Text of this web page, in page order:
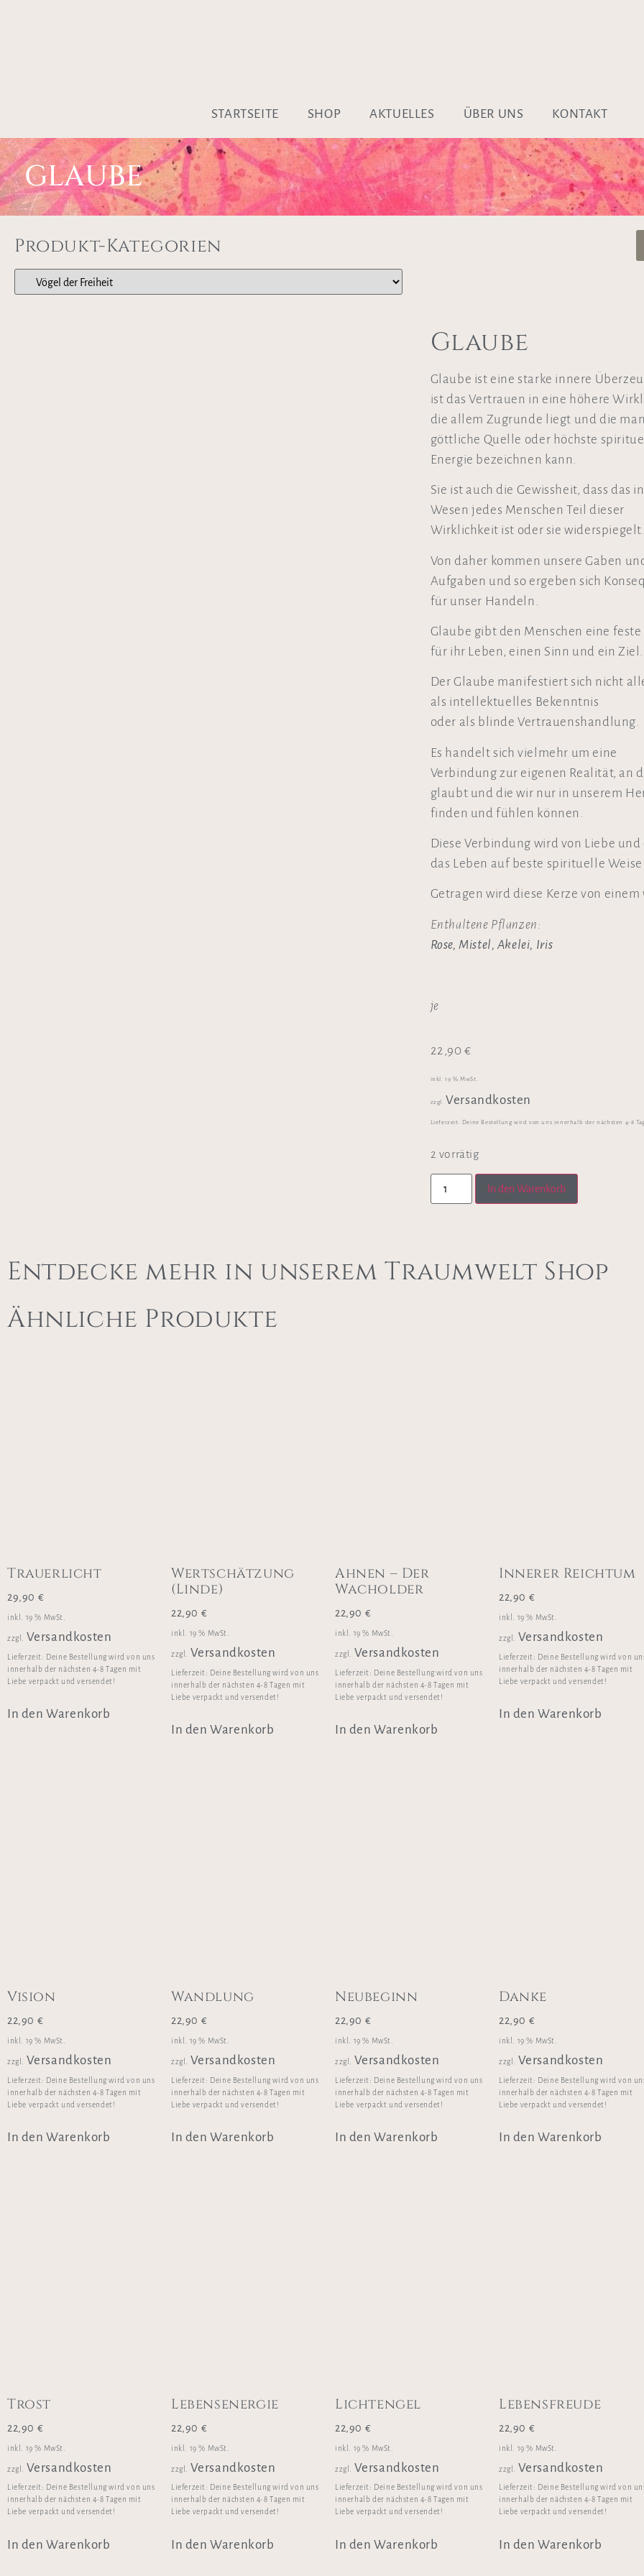
STARTSEITE SHOP AKTUELLES ÜBER UNS KONTAKT
GLAUBE
Produkt-Kategorien
Glaube
Glaube ist eine starke innere
ist das Vertrauen in eine höhere
die allem Zugrunde liegt und die man
göttliche Quelle oder höchste
Energie bezeichnen kann.
Sie ist auch die Gewissheit, dass das
Wesen jedes Menschen Teil dieser
Wirklichkeit ist oder sie widerspiegelt.
Von daher kommen unsere Gaben
Aufgaben und so ergeben sich
für unser Handeln.
Glaube gibt den Menschen eine
für ihr Leben, einen Sinn und ein Ziel.
Der Glaube manifestiert sich nicht
als intellektuelles Bekenntnis
oder als blinde Vertrauenshandlung.
Es handelt sich vielmehr um eine
Verbindung zur eigenen Realität, an
glaubt und die wir nur in unserem
finden und fühlen können.
Diese Verbindung wird von Liebe
das Leben auf beste spirituelle
Getragen wird diese Kerze von
Enthaltene Pflanzen:
Rose, Mistel, Akelei, Iris
je
22,90€
inkl. 19 % MwSt.
zzgl. Versandkosten
Lieferzeit: Deine Bestellung wird von uns innerhalb der nächsten 4-8
2 vorrätig
In den Warenkorb
Entdecke mehr in unserem Traumwelt Shop
Ähnliche Produkte
Trauerlicht
29,90 €
inkl. 19 % MwSt.
zzgl. Versandkosten
Lieferzeit: Deine Bestellung wird von uns
innerhalb der nächsten 4-8 Tagen mit
Liebe verpackt und versendet!
In den Warenkorb
Wertschätzung
(Linde)
22,90 €
inkl. 19 % MwSt.
zzgl. Versandkosten
Lieferzeit: Deine Bestellung wird von uns
innerhalb der nächsten 4-8 Tagen mit
Liebe verpackt und versendet!
In den Warenkorb
Ahnen – Der
Wacholder
22,90 €
inkl. 19 % MwSt.
zzgl. Versandkosten
Lieferzeit: Deine Bestellung wird von uns
innerhalb der nächsten 4-8 Tagen mit
Liebe verpackt und versendet!
In den Warenkorb
Innerer Reichtum
22,90 €
inkl. 19 % MwSt.
zzgl. Versandkosten
Lieferzeit: Deine Bestellung wird von
innerhalb der nächsten 4-8 Tagen mit
Liebe verpackt und versendet!
In den Warenkorb
Vision
22,90 €
inkl. 19 % MwSt.
zzgl. Versandkosten
Lieferzeit: Deine Bestellung wird von uns
innerhalb der nächsten 4-8 Tagen mit
Liebe verpackt und versendet!
In den Warenkorb
Wandlung
22,90 €
inkl. 19 % MwSt.
zzgl. Versandkosten
Lieferzeit: Deine Bestellung wird von uns
innerhalb der nächsten 4-8 Tagen mit
Liebe verpackt und versendet!
In den Warenkorb
Neubeginn
22,90 €
inkl. 19 % MwSt.
zzgl. Versandkosten
Lieferzeit: Deine Bestellung wird von uns
innerhalb der nächsten 4-8 Tagen mit
Liebe verpackt und versendet!
In den Warenkorb
Danke
22,90 €
inkl. 19 % MwSt.
zzgl. Versandkosten
Lieferzeit: Deine Bestellung wird von
innerhalb der nächsten 4-8 Tagen mit
Liebe verpackt und versendet!
In den Warenkorb
Trost
22,90 €
inkl. 19 % MwSt.
zzgl. Versandkosten
Lieferzeit: Deine Bestellung wird von uns
innerhalb der nächsten 4-8 Tagen mit
Liebe verpackt und versendet!
In den Warenkorb
Lebensenergie
22,90 €
inkl. 19 % MwSt.
zzgl. Versandkosten
Lieferzeit: Deine Bestellung wird von uns
innerhalb der nächsten 4-8 Tagen mit
Liebe verpackt und versendet!
In den Warenkorb
Lichtengel
22,90 €
inkl. 19 % MwSt.
zzgl. Versandkosten
Lieferzeit: Deine Bestellung wird von uns
innerhalb der nächsten 4-8 Tagen mit
Liebe verpackt und versendet!
In den Warenkorb
Lebensfreude
22,90 €
inkl. 19 % MwSt.
zzgl. Versandkosten
Lieferzeit: Deine Bestellung wird von
innerhalb der nächsten 4-8 Tagen mit
Liebe verpackt und versendet!
In den Warenkorb